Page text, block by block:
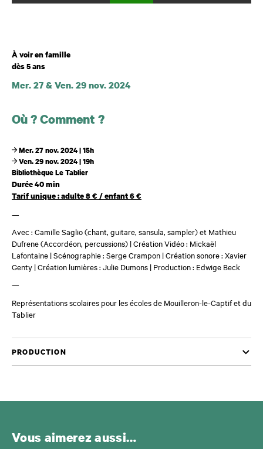
À voir en famille
dès 5 ans
Mer. 27 & Ven. 29 nov. 2024
Où ? Comment ?
Mer. 27 nov. 2024 | 15h
Ven. 29 nov. 2024 | 19h
Bibliothèque Le Tablier
Durée 40 min
Tarif unique : adulte 8 € / enfant 6 €
—
Avec : Camille Saglio (chant, guitare, sansula, sampler) et Mathieu
Dufrene (Accordéon, percussions) | Création Vidéo : Mickaël
Lafontaine | Scénographie : Serge Crampon | Création sonore : Xavier
Genty | Création lumières : Julie Dumons | Production : Edwige Beck
—
Représentations scolaires pour les écoles de Mouilleron-le-Captif et du
Tablier
PRODUCTION
Vous aimerez aussi…